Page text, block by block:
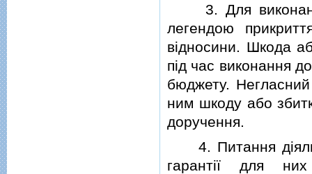
3. Для
легендою
вiдносини. Шкода
пiд час виконання
бюджету.
ним шкоду або
доручення.
4. Питання
гарантiї для